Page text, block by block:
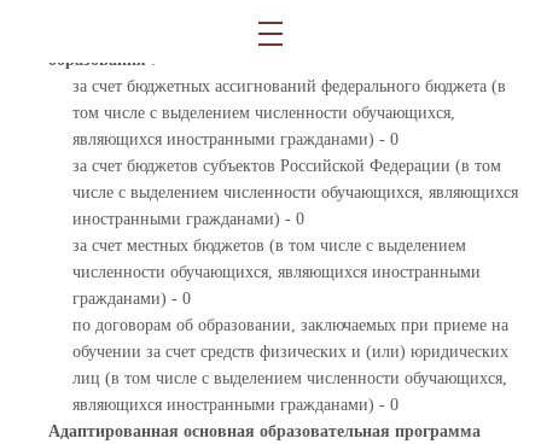
Основная образовательная программа среднего общего
образования :
за счет бюджетных ассигнований федерального бюджета (в
том числе с выделением численности обучающихся,
являющихся иностранными гражданами) - 0
за счет бюджетов субъектов Российской Федерации (в том
числе с выделением численности обучающихся, являющихся
иностранными гражданами) - 0
за счет местных бюджетов (в том числе с выделением
численности обучающихся, являющихся иностранными
гражданами) - 0
по договорам об образовании, заключаемых при приеме на
обучении за счет средств физических и (или) юридических
лиц (в том числе с выделением численности обучающихся,
являющихся иностранными гражданами) - 0
Адаптированная основная образовательная программа